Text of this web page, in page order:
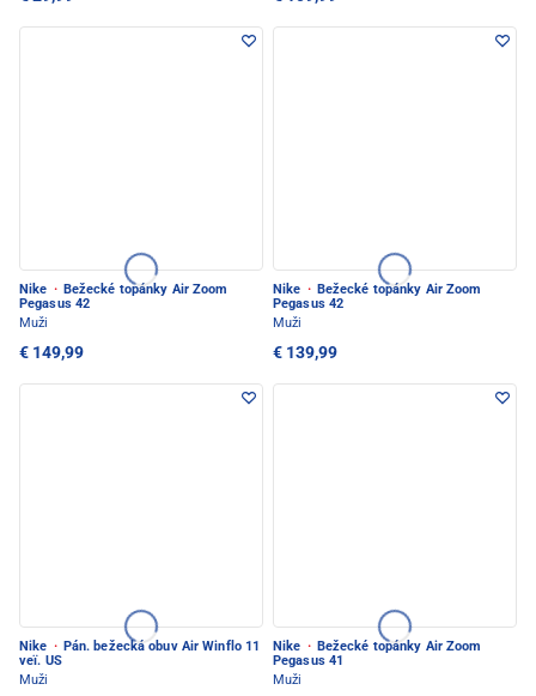
Nike · Bežecké topánky Air Zoom
Pegasus 42
Muži
€ 149,99
Nike · Bežecké topánky Air Zoom
Pegasus 42
Muži
€ 139,99
Nike · Pán. bežecká obuv Air Winflo 11
veï. US
Muži
Nike · Bežecké topánky Air Zoom
Pegasus 41
Muži